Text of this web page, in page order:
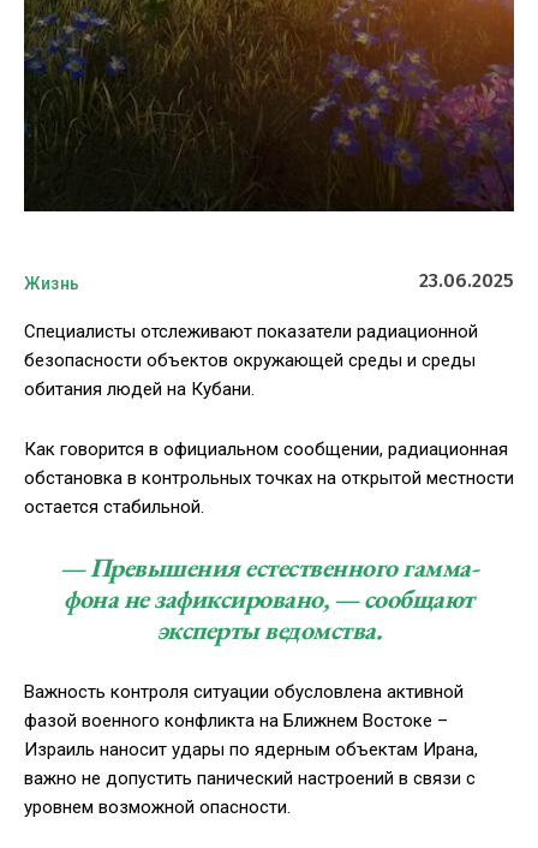
Жизнь 23.06.2025
Специалисты отслеживают показатели радиационной
безопасности объектов окружающей среды и среды
обитания людей на Кубани.
Как говорится в официальном сообщении, радиационная
обстановка в контрольных точках на открытой местности
остается стабильной.
— Превышения естественного гамма-
фона не зафиксировано, — сообщают
эксперты ведомства.
Важность контроля ситуации обусловлена активной
фазой военного конфликта на Ближнем Востоке –
Израиль наносит удары по ядерным объектам Ирана,
важно не допустить панический настроений в связи с
уровнем возможной опасности.